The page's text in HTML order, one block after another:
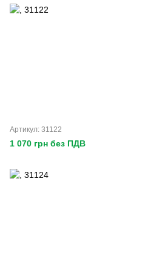
Артикул: 31122
1 070 грн без ПДВ